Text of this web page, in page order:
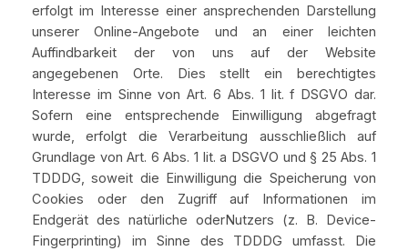
erfolgt im Interesse einer ansprechenden Darstellung
unserer Online-Angebote und an einer leichten
Auffindbarkeit der von uns auf der Website
angegebenen Orte. Dies stellt ein berechtigtes
Interesse im Sinne von Art. 6 Abs. 1 lit. f DSGVO dar.
Sofern eine entsprechende Einwilligung abgefragt
wurde, erfolgt die Verarbeitung ausschließlich auf
Grundlage von Art. 6 Abs. 1 lit. a DSGVO und § 25 Abs. 1
TDDDG, soweit die Einwilligung die Speicherung von
Cookies oder den Zugriff auf Informationen im
Endgerät des natürliche oderNutzers (z. B. Device-
Fingerprinting) im Sinne des TDDDG umfasst. Die